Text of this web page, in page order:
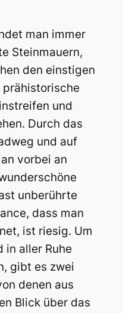
man immer
Steinmauern,
den einstigen
prähistorische
und
Durch das
und auf
vorbei an
unberührte
dass man
ist riesig. Um
in aller Ruhe
gibt es zwei
denen aus
Blick über das